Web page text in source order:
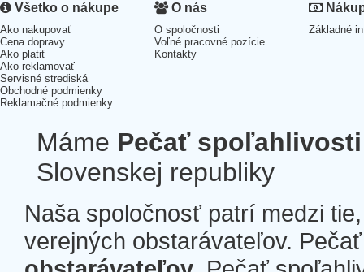
Všetko o nákupe
Ako nakupovať
Cena dopravy
Ako platiť
Ako reklamovať
Servisné strediská
Obchodné podmienky
Reklamačné podmienky
O nás
O spoločnosti
Voľné pracovné pozície
Kontakty
Základné
Máme Pečať spoľahlivosti
Slovenskej republiky
Naša spoločnosť patrí medzi
verejných obstarávateľov.